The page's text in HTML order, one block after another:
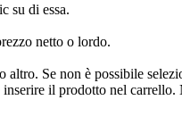
su di essa.
netto o lordo.
Se non è possibile
il prodotto nel